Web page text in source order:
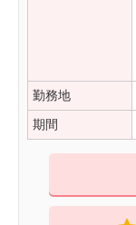
勤務地
期間